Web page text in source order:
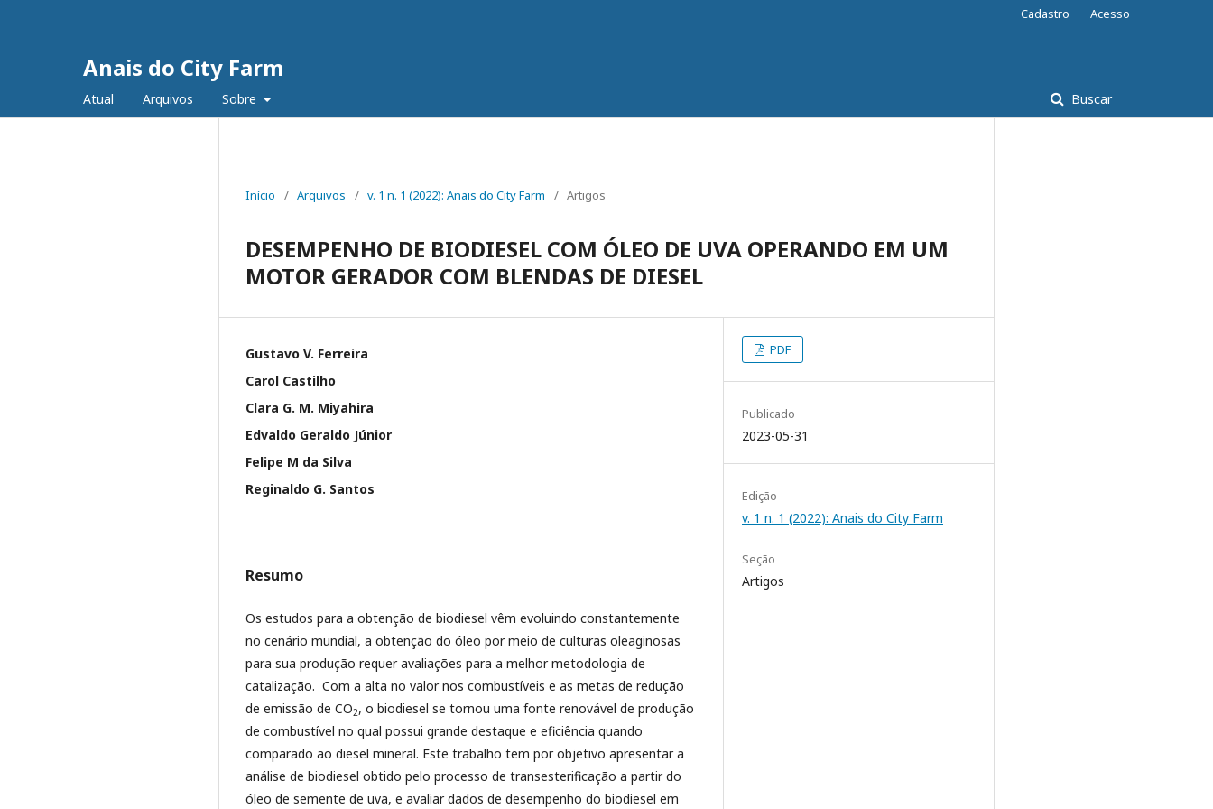
Anais do City Farm
Atual Arquivos Sobre Buscar
Cadastro Acesso
Início / Arquivos / v. 1 n. 1 (2022): Anais do City Farm / Artigos
DESEMPENHO DE BIODIESEL COM ÓLEO DE UVA OPERANDO EM UM
MOTOR GERADOR COM BLENDAS DE DIESEL
Gustavo V. Ferreira
Carol Castilho
Clara G. M. Miyahira
Edvaldo Geraldo Júnior
Felipe M da Silva
Reginaldo G. Santos
Resumo
Os estudos para a obtenção de biodiesel vêm evoluindo constantemente
no cenário mundial, a obtenção do óleo por meio de culturas oleaginosas
para sua produção requer avaliações para a melhor metodologia de
catalização. Com a alta no valor nos combustíveis e as metas de redução
de emissão de CO2, o biodiesel se tornou uma fonte renovável de produção
de combustível no qual possui grande destaque e eficiência quando
comparado ao diesel mineral. Este trabalho tem por objetivo apresentar a
análise de biodiesel obtido pelo processo de transesterificação a partir do
óleo de semente de uva, e avaliar dados de desempenho do biodiesel em
PDF
Publicado
2023-05-31
Edição
v. 1 n. 1 (2022): Anais do City Farm
Seção
Artigos